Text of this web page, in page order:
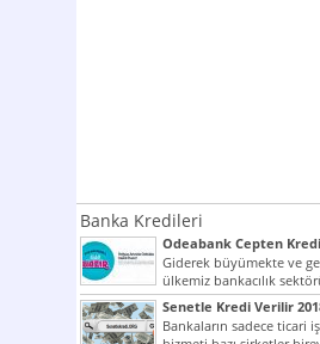
Banka Kredileri
Odeabank Cepten
8444
Giderek büyümekte ve
ülkemiz bankacılık
giriş yapmış olan...
Senetle Kredi Verilir
Bankaların sadece ticari